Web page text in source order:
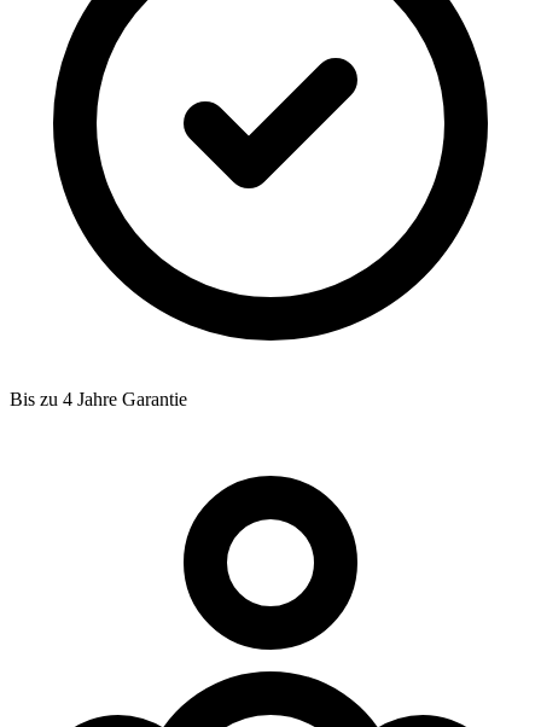
Bis zu 4 Jahre Garantie